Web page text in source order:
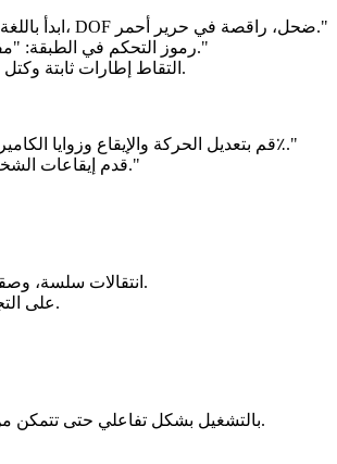
ابدأ باللغة الطبيعية: "سطح منزل في المدينة في الساعة الذهبية، محمول باليد 35 مم، DOF ضحل، راقصة في حرير أحمر."
رموز التحكم في الطبقة: "مفتاح ناعم بزاوية 45 درجة، ضوء حافة دافئ، توهج عدسة لطيف، رياح خفيفة."
قم ببناء كتاب مظهر أثناء مشاهدة تطور البث. يتيح لك Odyssey 2 Pro التقاط إطارات ثابتة وكتل حركة.
قم بتعديل الحركة والإيقاع وزوايا الكاميرا مباشرة. "انتقل إلى لقطة مقربة متوسطة،" "حرك للأمام،" "أبطئ إلى 50٪."
قدم إيقاعات الشخصية: "تلقي نظرة خاطفة إلى اليمين، والحرير يلتقط الريح، والابتسامة تتسع."
انتقالات سلسة، وصقل الإضاءة، وإعادة توقيت الحركة لتتناسب مع التعليق الصوتي أو الموسيقى.
يشجع Odyssey 2 Pro على التجريب الخاضع للرقابة دون إجبارك على البدء من جديد.
استخدم OBS للعروض الحية؛ يقوم Odyssey 2 Pro بالتشغيل بشكل تفاعلي حتى تتمكن من الرد في الوقت الفعلي.